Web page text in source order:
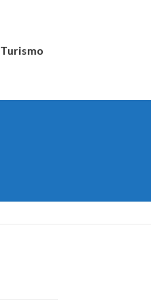
Turismo